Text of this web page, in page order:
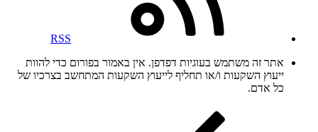
RSS
אתר זה משתמש בעוגיות דפדפן. אין באמור בפורום כדי להוות
ייעוץ השקעות ו/או תחליף לייעוץ השקעות המתחשב בצרכיו של
כל אדם.